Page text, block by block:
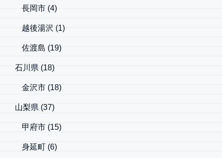
長岡市 (4)
越後湯沢 (1)
佐渡島 (19)
石川県 (18)
金沢市 (18)
山梨県 (37)
甲府市 (15)
身延町 (6)